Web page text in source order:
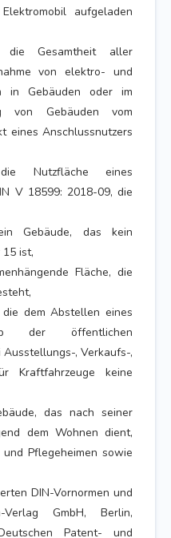
aufgeladen
die Gesamtheit aller
von elektro- und
in Gebäuden oder im
von Gebäuden vom
eines Anschlussnutzers
Nutzfläche eines
V 18599: 2018-09, die
Gebäude, das kein
ist,
Fläche, die
dem Abstellen eines
der öffentlichen
, Verkaufs-,
Kraftfahrzeuge keine
das nach seiner
dem Wohnen dient,
Pflegeheimen sowie
DIN-Vornormen und
GmbH, Berlin,
Patent- und